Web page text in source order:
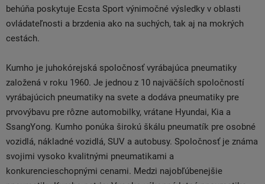
behúňa poskytuje Ecsta Sport výnimočné výsledky v oblasti
ovládateľnosti a brzdenia ako na suchých, tak aj na mokrých
cestách.
Kumho je juhokórejská spoločnosť vyrábajúca pneumatiky
založená v roku 1960. Je jednou z 10 najväčších spoločností
vyrábajúcich pneumatiky na svete a dodáva pneumatiky pre
prvovýbavu pre rôzne automobilky, vrátane Hyundai, Kia a
SsangYong. Kumho ponúka širokú škálu pneumatík pre osobné
vozidlá, nákladné vozidlá, SUV a autobusy. Spoločnosť je známa
svojimi vysoko kvalitnými pneumatikami a
konkurencieschopnými cenami. Medzi najobľúbenejšie